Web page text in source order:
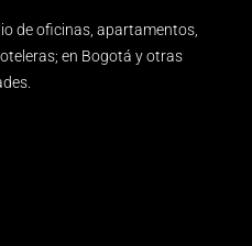
de oficinas, apartamentos,
en Bogotá y otras